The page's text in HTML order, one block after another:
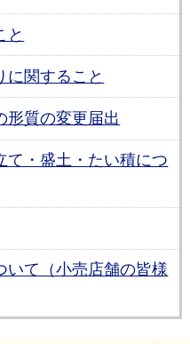
と
に関すること
形質の変更届出
て・盛土・たい積につ
いて（小売店舗の皆様